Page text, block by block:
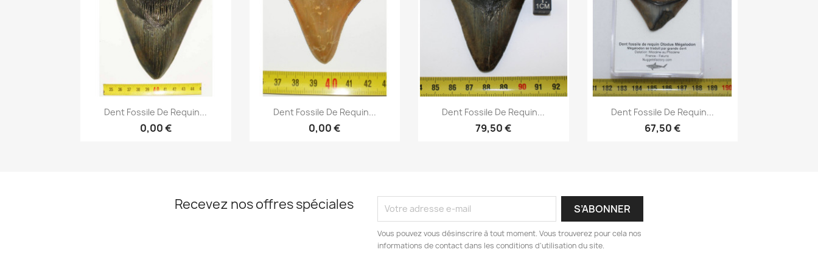
Aperçu rapide
Dent Fossile De Requin...
0,00 €
Aperçu rapide
Dent Fossile De Requin...
0,00 €
Aperçu rapide
Dent Fossile De Requin...
79,50 €
Aperçu rapide
Dent Fossile De Requin...
67,50 €
Recevez nos offres spéciales
Vous pouvez vous désinscrire à tout moment. Vous trouverez pour cela nos
informations de contact dans les conditions d'utilisation du site.